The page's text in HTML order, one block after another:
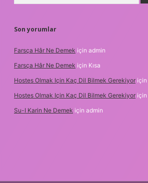
Son yorumlar
Farsça Hâr Ne Demek için admin
Farsça Hâr Ne Demek için Kısa
Hostes Olmak Için Kaç Dil Bilmek Gerekiyor için
Hostes Olmak Için Kaç Dil Bilmek Gerekiyor için
Su-I Karin Ne Demek için admin